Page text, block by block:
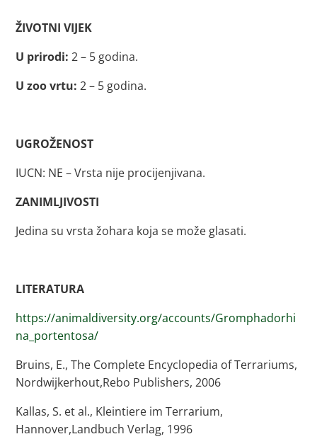
ŽIVOTNI VIJEK
U prirodi: 2 – 5 godina.
U zoo vrtu: 2 – 5 godina.
UGROŽENOST
IUCN: NE – Vrsta nije procijenjivana.
ZANIMLJIVOSTI
Jedina su vrsta žohara koja se može glasati.
LITERATURA
https://animaldiversity.org/accounts/Gromphadorhi
na_portentosa/
Bruins, E., The Complete Encyclopedia of Terrariums,
Nordwijkerhout,Rebo Publishers, 2006
Kallas, S. et al., Kleintiere im Terrarium,
Hannover,Landbuch Verlag, 1996